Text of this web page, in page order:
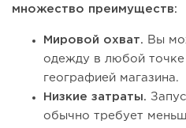
множество преимуществ:
Мировой охват. Вы
одежду в любой точке
географией магазина.
Низкие затраты.
обычно требует